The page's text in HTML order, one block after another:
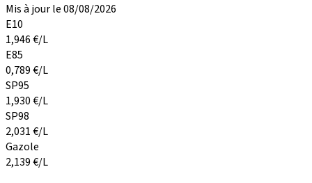
Mis à jour le 08/08/2026
E10
1,946€/L
E85
0,789€/L
SP95
1,930€/L
SP98
2,031€/L
Gazole
2,139€/L